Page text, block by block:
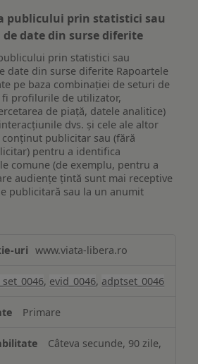
publicului prin statistici sau
date din surse diferite
prin statistici sau
date din surse diferite Rapoartele
pe baza combinației de seturi de
fi profilurile de utilizator,
de piață, datele analitice)
dvs. și cele ale altor
publicitar sau (fără
pentru a identifica
comune (de exemplu, pentru a
audiențe țintă sunt mai receptive
publicitară sau la un anumit
www.viata-libera.ro
, evid_0046, adptset_0046
Primare
Câteva secunde, 90 zile,